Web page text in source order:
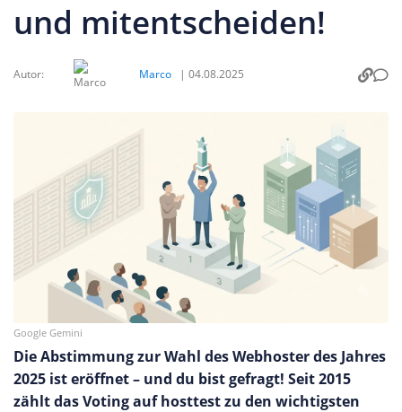
und mitentscheiden!
Autor: Marco | 04.08.2025
Google Gemini
Die Abstimmung zur Wahl des Webhoster des Jahres
2025 ist eröffnet – und du bist gefragt! Seit 2015
zählt das Voting auf hosttest zu den wichtigsten